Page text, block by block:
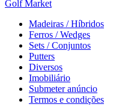
Golf Market
Madeiras / Híbridos
Ferros / Wedges
Sets / Conjuntos
Putters
Diversos
Imobiliário
Submeter anúncio
Termos e condições